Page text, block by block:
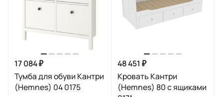
17 084 ₽
Тумба для обуви Кантри
(Hemnes) 04 0175
48 451 ₽
Кровать Кантри
(Hemnes) 80 с ящиками